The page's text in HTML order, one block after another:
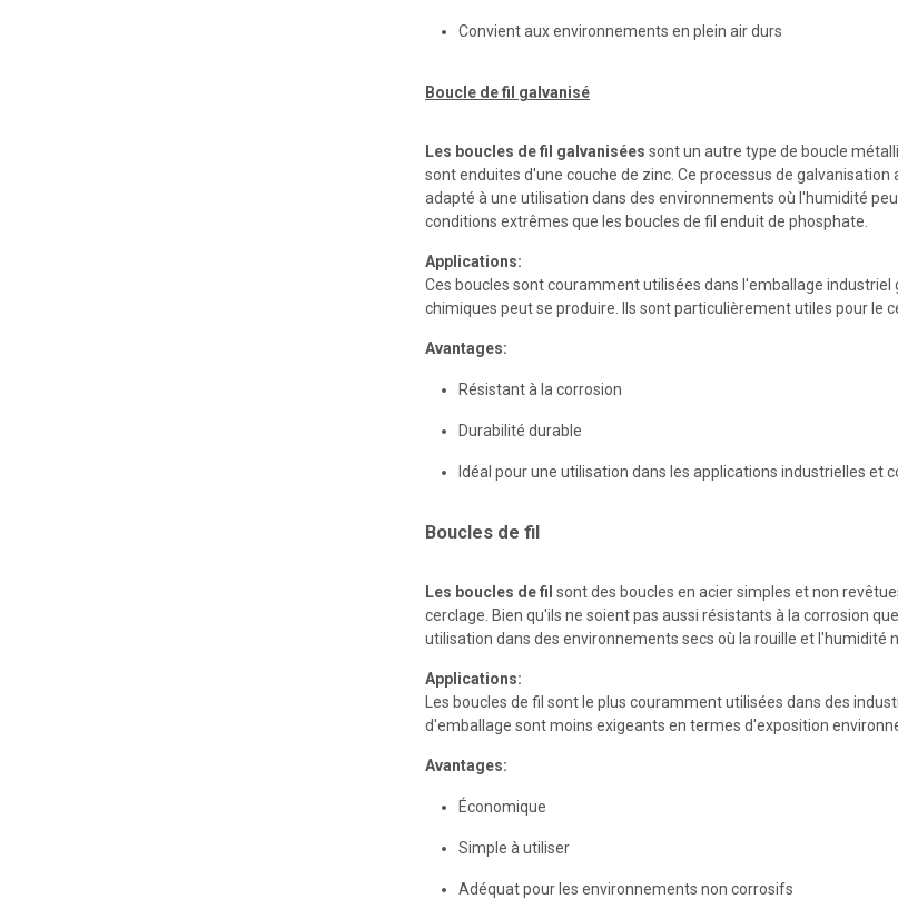
Convient aux environnements en plein air durs
Boucle de fil galvanisé
Les boucles de fil galvanisées sont un autre type de boucle
sont enduites d'une couche de zinc. Ce processus de
adapté à une utilisation dans des environnements où l'humidité
conditions extrêmes que les boucles de fil enduit de phosphate.
Applications:
Ces boucles sont couramment utilisées dans l'emballage
chimiques peut se produire. Ils sont particulièrement utiles pour le
Avantages:
Résistant à la corrosion
Durabilité durable
Idéal pour une utilisation dans les applications industrielles et
Boucles de fil
Les boucles de fil sont des boucles en acier simples et non
cerclage. Bien qu'ils ne soient pas aussi résistants à la corrosion
utilisation dans des environnements secs où la rouille et l'humidité
Applications:
Les boucles de fil sont le plus couramment utilisées dans des
d'emballage sont moins exigeants en termes d'exposition
Avantages:
Économique
Simple à utiliser
Adéquat pour les environnements non corrosifs